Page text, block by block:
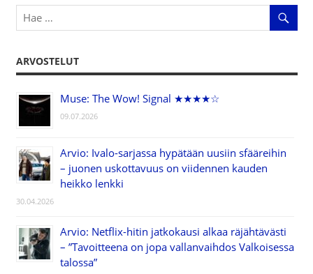
ARVOSTELUT
Muse: The Wow! Signal ★★★★☆
09.07.2026
Arvio: Ivalo-sarjassa hypätään uusiin sfääreihin
– juonen uskottavuus on viidennen kauden
heikko lenkki
30.04.2026
Arvio: Netflix-hitin jatkokausi alkaa räjähtävästi
– ”Tavoitteena on jopa vallanvaihdos Valkoisessa
talossa”